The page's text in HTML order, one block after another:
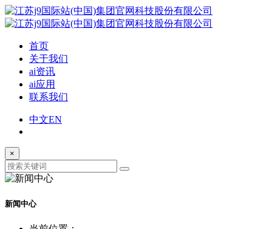
首页
关于我们
ai资讯
ai应用
联系我们
中文EN
×
新闻中心